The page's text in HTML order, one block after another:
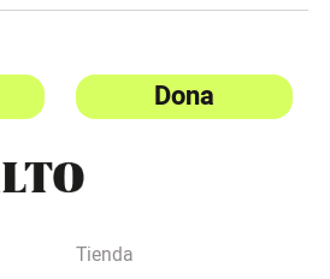
Dona
Tienda